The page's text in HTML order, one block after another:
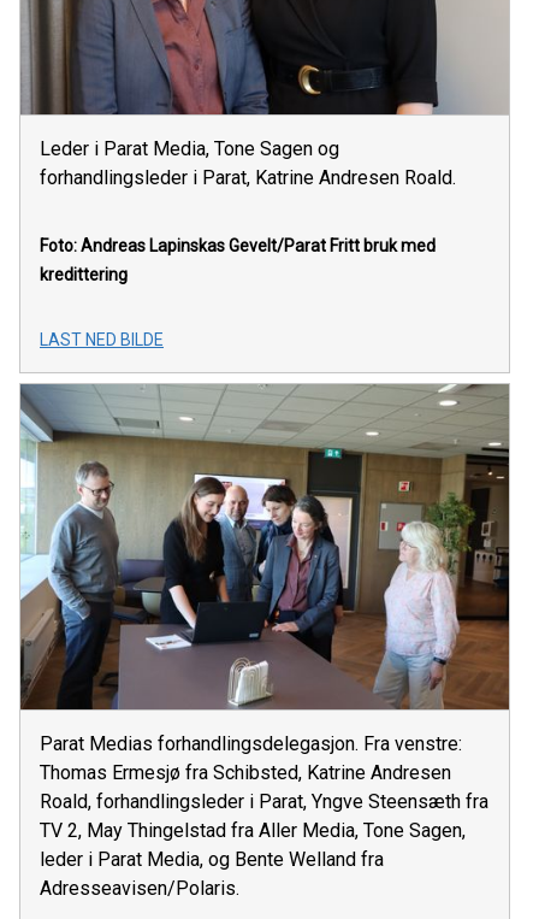
Leder i Parat Media, Tone Sagen og
forhandlingsleder i Parat, Katrine Andresen Roald.
Foto: Andreas Lapinskas Gevelt/Parat Fritt bruk med
kredittering
LAST NED BILDE
Parat Medias forhandlingsdelegasjon. Fra venstre:
Thomas Ermesjø fra Schibsted, Katrine Andresen
Roald, forhandlingsleder i Parat, Yngve Steensæth fra
TV 2, May Thingelstad fra Aller Media, Tone Sagen,
leder i Parat Media, og Bente Welland fra
Adresseavisen/Polaris.